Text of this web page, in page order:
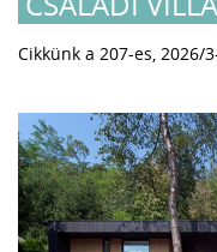
Cikkünk a 207-es, 2026/